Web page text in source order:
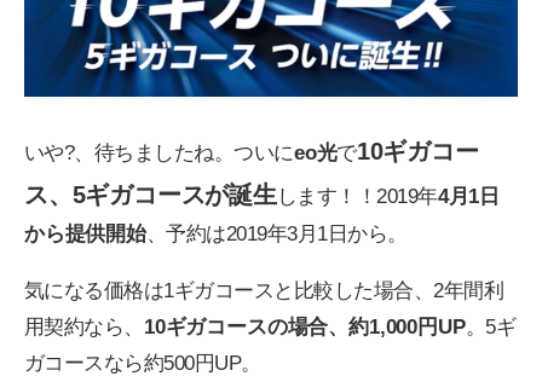
いや?、待ちましたね。ついにeo光で10ギガコー
ス、5ギガコースが誕生 します！！2019年4月1日
から提供開始、予約は2019年3月1日から。
気になる価格は1ギガコースと比較した場合、2年間利
用契約なら、 10ギガコースの場合、約1,000円UP。5ギ
ガコースなら約500円UP。